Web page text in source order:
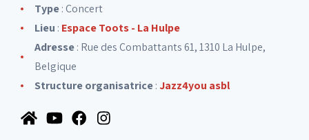
Type: Concert
Lieu : Espace Toots - La Hulpe
Adresse: Rue des Combattants 61, 1310 La Hulpe,
Belgique
Structure organisatrice:Jazz4you asbl